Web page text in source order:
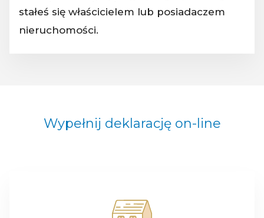
stałeś się właścicielem lub posiadaczem
nieruchomości.
Wypełnij deklarację on-line